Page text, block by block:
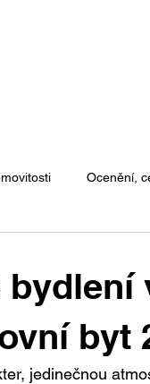
Ocenění,
byt
jedinečnou